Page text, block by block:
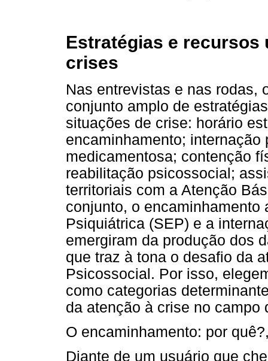
Estratégias e recursos
crises
Nas entrevistas e nas rodas,
conjunto amplo de
situações de crise: horário
encaminhamento;
medicamentosa; contenção
reabilitação psicossocial;
territoriais com a Atenção
conjunto, o encaminhamento
Psiquiátrica (SEP) e a
emergiram da produção dos
que traz à tona o desafio da
Psicossocial. Por isso,
como categorias
da atenção à crise no campo
O encaminhamento: por
Diante de um usuário que